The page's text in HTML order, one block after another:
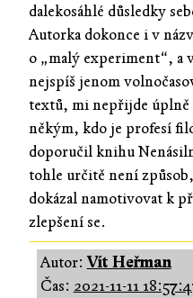
dalekosáhlé důsledky
Autorka dokonce i v
o „malý experiment“, a
nejspíš jenom
textů, mi nepřijde úplně
někým, kdo je profesí
doporučil knihu
tohle určitě není
dokázal namotivovat k
zlepšení se.
Autor:Vít Heřman
Čas: 2021-11-11